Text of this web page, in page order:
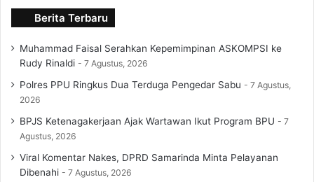
Berita Terbaru
Muhammad Faisal Serahkan Kepemimpinan ASKOMPSI ke
Rudy Rinaldi
7 Agustus, 2026
Polres PPU Ringkus Dua Terduga Pengedar Sabu
7 Agustus,
2026
BPJS Ketenagakerjaan Ajak Wartawan Ikut Program BPU
7
Agustus, 2026
Viral Komentar Nakes, DPRD Samarinda Minta Pelayanan
Dibenahi
7 Agustus, 2026